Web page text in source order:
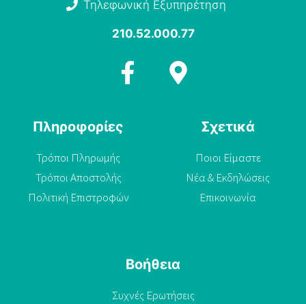
Τηλεφωνική Εξυπηρέτηση
210.52.000.77
Πληροφορίες
Τρόποι Πληρωμής
Τρόποι Αποστολής
Πολιτική Επιστροφών
Σχετικά
Ποιοι Είμαστε
Νέα & Εκδηλώσεις
Επικοινωνία
Βοήθεια
Συχνές Ερωτήσεις